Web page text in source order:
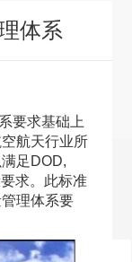
体系
要求基础上
航天行业所
足DOD,
求。此标准
理体系要